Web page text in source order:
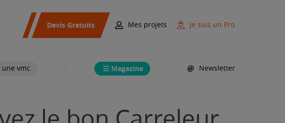
Devis Gratuits Mes projets Je suis un Pro
une vmc Magazine Newsletter